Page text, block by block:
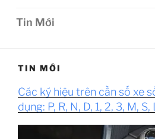
Tin Mới
TIN MỚI
Các ký hiệu trên cần số xe
dụng: P, R, N, D, 1, 2, 3, M, S,